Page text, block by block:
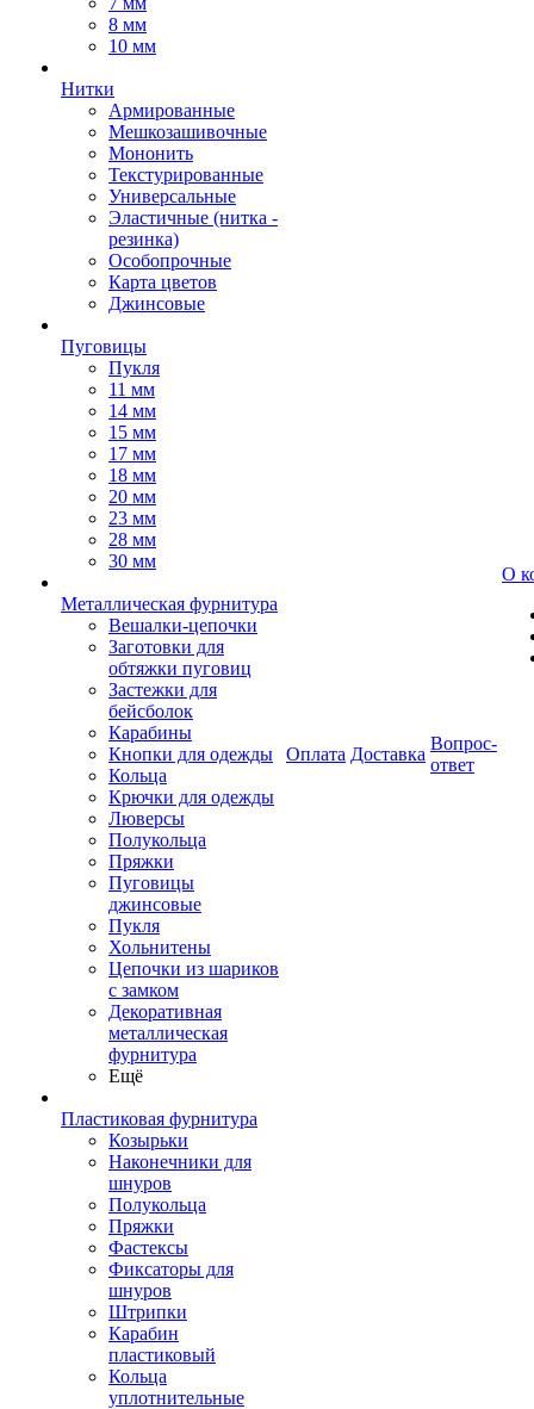
8 мм
10 мм
Нитки
Армированные
Мешкозашивочные
Мононить
Текстурированные
Универсальные
Эластичные (нитка -
резинка)
Особопрочные
Карта цветов
Джинсовые
Пуговицы
Пукля
11 мм
14 мм
15 мм
17 мм
18 мм
20 мм
23 мм
28 мм
30 мм
Металлическая фурнитура
Вешалки-цепочки
Заготовки для
обтяжки пуговиц
Застежки для
бейсболок
Карабины
Кнопки для одежды
Кольца
Крючки для одежды
Люверсы
Полукольца
Пряжки
Пуговицы
джинсовые
Пукля
Хольнитены
Цепочки из шариков
с замком
Декоративная
металлическая
фурнитура
Ещё
Пластиковая фурнитура
Козырьки
Наконечники для
шнуров
Полукольца
Пряжки
Фастексы
Фиксаторы для
шнуров
Штрипки
Карабин
пластиковый
Кольца
уплотнительные
Оплата Доставка
Вопрос-
ответ
О